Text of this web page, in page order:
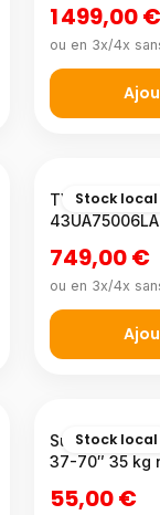
1 499,00 €
ou en 3x/4x
Stock local
TV LED Smart
43UA75006LA
749,00 €
ou en 3x/4x
Stock local
Support TV
37-70″ 35 kg
55,00 €